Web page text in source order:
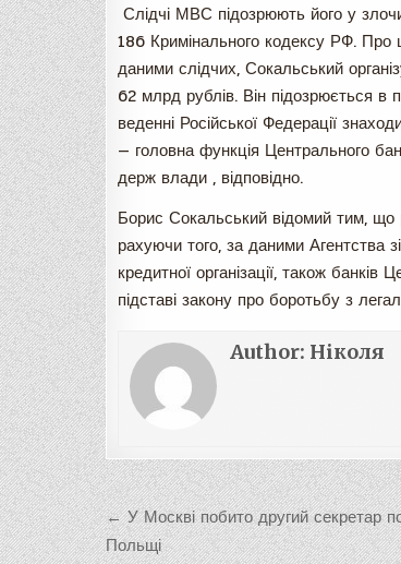
Слідчі МВС підозрюють його у
186 Кримінального кодексу РФ.
даними слідчих, Сокальський
62 млрд рублів. Він підозрюється в
веденні Російської Федерації
— головна функція Центрального
держ влади , відповідно.
Борис Сокальський відомий тим, що
рахуючи того, за даними Агентства
кредитної організації, також
підставі закону про боротьбу з
Author: Ніколя
Навигация
по
← У Москві побито другий секретар
Польщі